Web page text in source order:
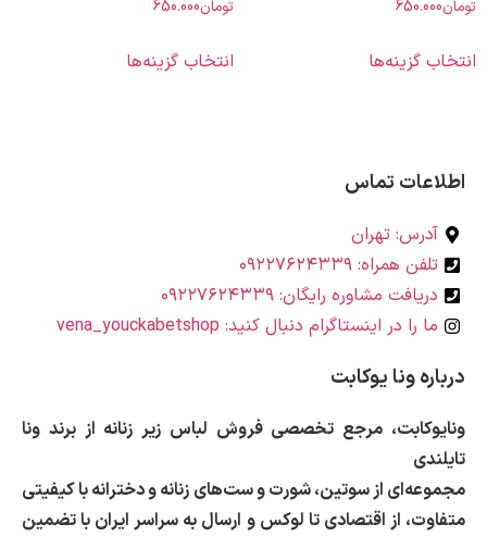
گزینه‌ها
650.000
انتخاب گزینه‌ها
تماس
آدرس: تهران
تلفن همراه: ۰۹۲۲۷۶۲۴۳۳۹
دریافت مشاوره رایگان: ۰۹۲۲۷۶۲۴۳۳۹
ما را در اینستاگرام دنبال کنید: vena_youckabetshop
ونا یوکابت
مرجع تخصصی فروش لباس زیر زنانه از برند ونا
از سوتین، شورت و ست‌های زنانه و دخترانه با کیفیتی
از اقتصادی تا لوکس وارسال به سراسر ایران با تضمین